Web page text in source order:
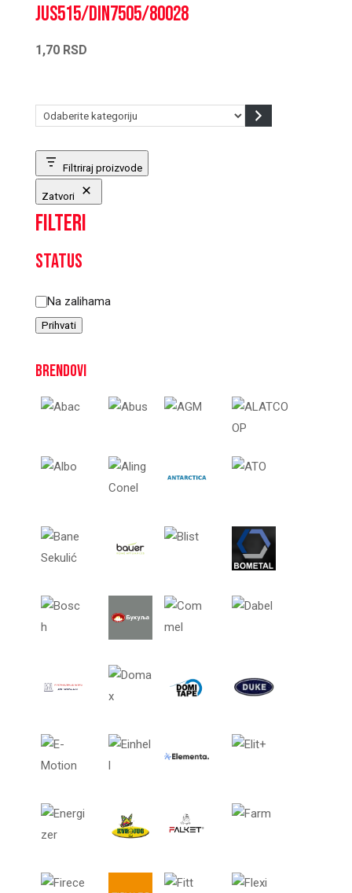
JUS515/DIN7505/80028
1,70 RSD
Odaberite
Filtriraj proizvode
Zatvori
Filteri
Status
Status
Na zalihama
Prihvati
Brendovi